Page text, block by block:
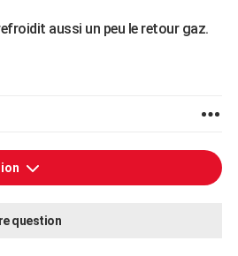
aussi un peu le retour gaz.
question